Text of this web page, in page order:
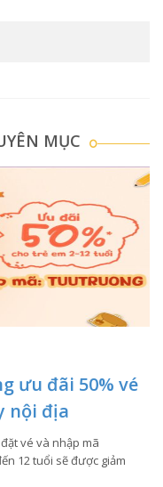
MỤC
ưu đãi 50% vé
nội địa
vé và nhập mã
12 tuổi sẽ được giảm